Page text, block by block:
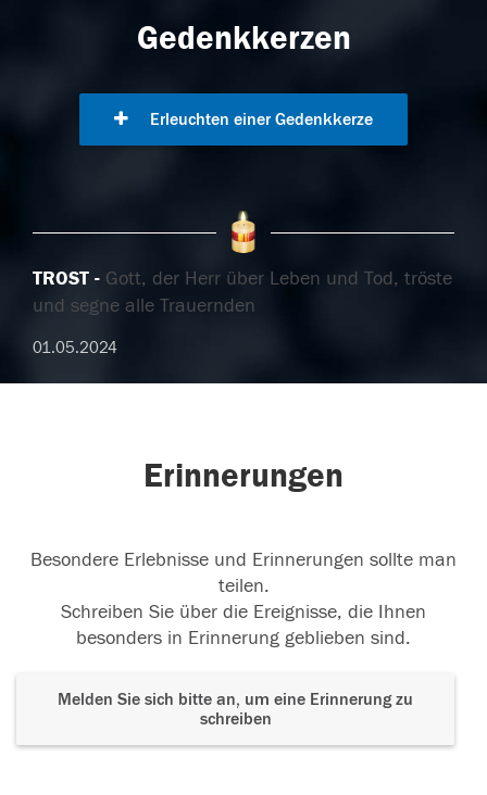
Gedenkkerzen
Erleuchten einer Gedenkkerze
TROST
Gott, der Herr über Leben und Tod, tröste
und segne alle Trauernden
01.05.2024
Erinnerungen
Besondere Erlebnisse und Erinnerungen sollte man
teilen.
Schreiben Sie über die Ereignisse, die Ihnen
besonders in Erinnerung geblieben sind.
Melden Sie sich bitte an, um eine Erinnerung zu
schreiben